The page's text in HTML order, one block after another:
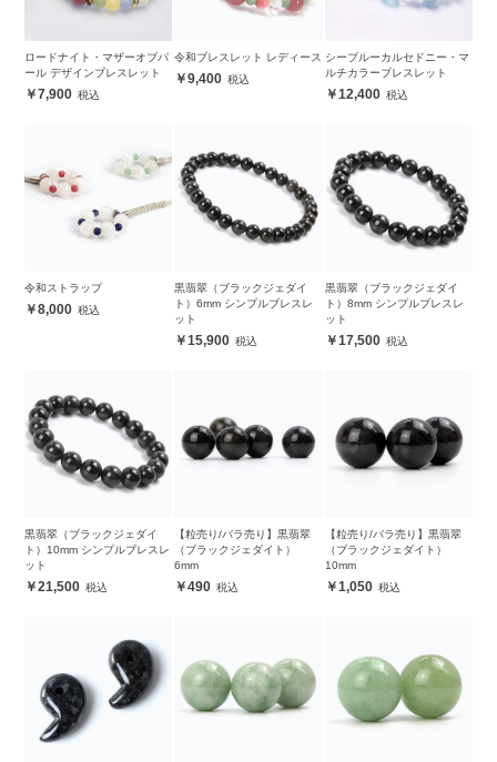
ロードナイト・マザーオブパ
ール デザインブレスレット
7,900
令和ブレスレット レディース
9,400
シーブルーカルセドニー・マ
ルチカラーブレスレット
12,400
令和ストラップ
8,000
黒翡翠（ブラックジェダイ
ト）6mm シンプルブレスレ
ット
15,900
黒翡翠（ブラックジェダイ
ト）8mm シンプルブレスレ
ット
17,500
黒翡翠（ブラックジェダイ
ト）10mm シンプルブレスレ
ット
21,500
【粒売り/バラ売り】黒翡翠
（ブラックジェダイト）
6mm
490
【粒売り/バラ売り】黒翡翠
（ブラックジェダイト）
10mm
1,050